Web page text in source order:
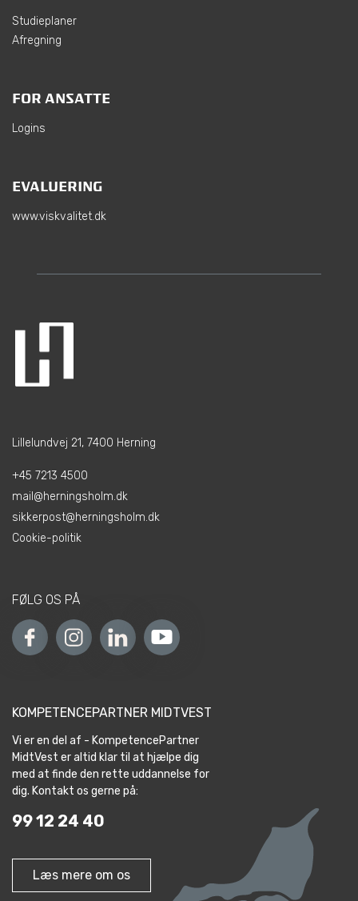
Studieplaner
Afregning
FOR ANSATTE
Logins
EVALUERING
www.viskvalitet.dk
Lillelundvej 21, 7400 Herning
+45 7213 4500
mail@herningsholm.dk
sikkerpost@herningsholm.dk
Cookie-politik
FØLG OS PÅ
KOMPETENCEPARTNER MIDTVEST
Vi er en del af - KompetencePartner
MidtVest er altid klar til at hjælpe dig
med at finde den rette uddannelse for
dig. Kontakt os gerne på:
99 12 24 40
Læs mere om os